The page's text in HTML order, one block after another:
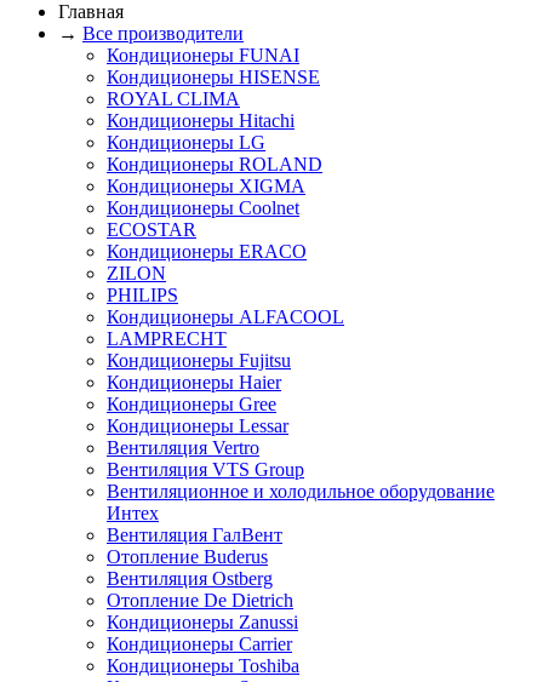
Главная
→ Все производители
Кондиционеры FUNAI
Кондиционеры HISENSE
ROYAL CLIMA
Кондиционеры Hitachi
Кондиционеры LG
Кондиционеры ROLAND
Кондиционеры XIGMA
Кондиционеры Coolnet
ECOSTAR
Кондиционеры ERACO
ZILON
PHILIPS
Кондиционеры ALFACOOL
LAMPRECHT
Кондиционеры Fujitsu
Кондиционеры Haier
Кондиционеры Gree
Кондиционеры Lessar
Вентиляция Vertro
Вентиляция VTS Group
Вентиляционное и холодильное оборудование
Интех
Вентиляция ГалВент
Отопление Buderus
Вентиляция Ostberg
Отопление De Dietrich
Кондиционеры Zanussi
Кондиционеры Carrier
Кондиционеры Toshiba